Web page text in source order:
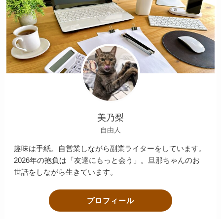
美乃梨
自由人
趣味は手紙。自営業しながら副業ライターをしています。
2026年の抱負は「友達にもっと会う」。旦那ちゃんのお
世話をしながら生きています。
プロフィール